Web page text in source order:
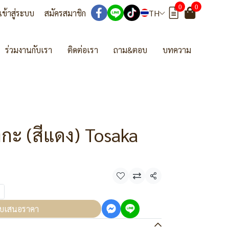
เข้าสู่ระบบ สมัครสมาชิก TH
0 0
ร่วมงานกับเรา ติดต่อเรา ถาม&ตอบ บทความ
ะ (สีแดง) Tosaka
แชร์
เสนอราคา